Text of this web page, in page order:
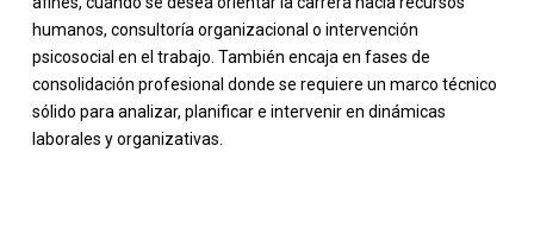
humanos, consultoría organizacional o intervención
psicosocial en el trabajo. También encaja en fases de
consolidación profesional donde se requiere un marco técnico
sólido para analizar, planificar e intervenir en dinámicas
laborales y organizativas.